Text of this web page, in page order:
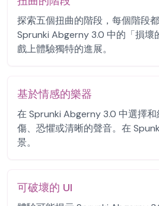
探索五個扭曲的階段，每個階段
Sprunki Abgerny 3.0 中的「損壞
戲上體驗獨特的進展。
基於情感的樂器
在 Sprunki Abgerny 3.0 中選擇
傷、恐懼或清晰的聲音。在
景。
可破壞的 UI